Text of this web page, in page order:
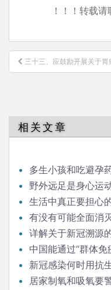
！！！转载
文
章
三十三、应鼓励开展关于
相关文章
多生小孩和吃避孕
野外远足是身心运
发言生活中真正要担心
有没有可能全面消
详解关于新冠溯源
中国能通过“群体免
新冠感染何时用抗
居家制氧和吸氧要